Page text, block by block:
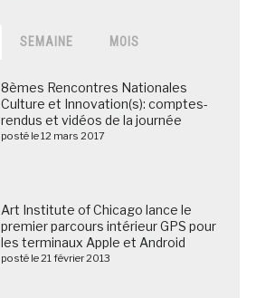
SEMAINE MOIS
8èmes Rencontres Nationales
Culture et Innovation(s): comptes-
rendus et vidéos de la journée
posté le 12 mars 2017
Art Institute of Chicago lance le
premier parcours intérieur GPS pour
les terminaux Apple et Android
posté le 21 février 2013